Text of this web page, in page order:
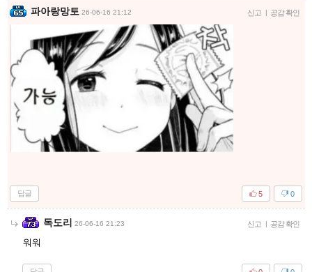
파아랑망토 26-06-16 21:12 신고 | 공감 확인
답글 0
5
독도리 26-06-16 21:23 신고 | 공감 확인
워워